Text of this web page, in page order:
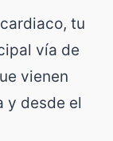
tu
vía de
vienen
y desde el